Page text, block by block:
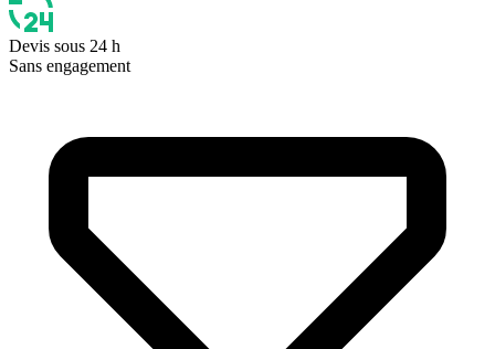
Devis sous 24 h
Sans engagement